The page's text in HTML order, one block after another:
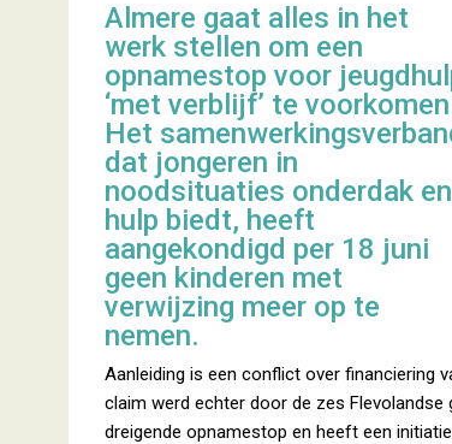
Almere gaat alles in het
werk stellen om een
opnamestop voor
‘met verblijf’ te
Het
dat jongeren in
noodsituaties onderdak en
hulp biedt, heeft
aangekondigd per 18 juni
geen kinderen met
verwijzing meer op te
nemen.
Aanleiding is een conflict over financiering
claim werd echter door de zes
dreigende opnamestop en heeft een